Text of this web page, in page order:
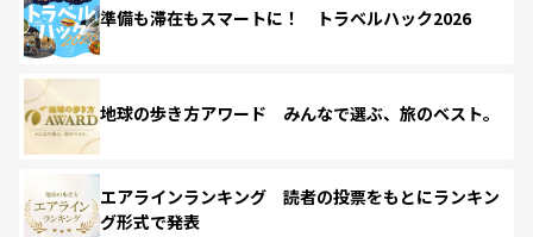
準備も滞在もスマートに！ トラベルハック2026
地球の歩き方アワード みんなで選ぶ、旅のベスト。
エアラインランキング 読者の投票をもとにランキン
グ形式で発表